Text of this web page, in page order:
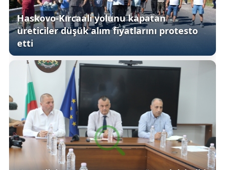
Haskovo-Kırcaali yolunu kapatan
üreticiler düşük alım fiyatlarını protesto
etti